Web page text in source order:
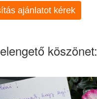
ajánlatot kérek
köszönet: